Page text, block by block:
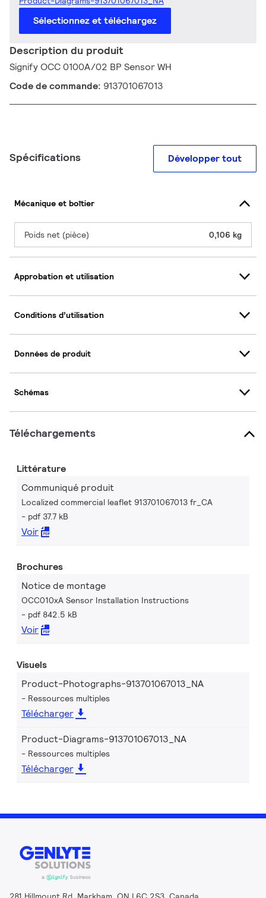
Sélectionnez et téléchargez
Description du produit
Signify OCC 0100A/02 BP Sensor WH
Code de commande: 913701067013
Spécifications Développer tout
Mécanique et boîtier
Poids net (pièce) 0,106 kg
Approbation et utilisation
Conditions d’utilisation
Données de produit
Schémas
Téléchargements
Littérature
Communiqué produit
Localized commercial leaflet 913701067013 fr_CA
pdf 37.7 kB
Voir
Brochures
Notice de montage
OCC010xA Sensor Installation Instructions
pdf 842.5 kB
Voir
Visuels
Product-Photographs-913701067013_NA
Ressources multiples
Télécharger
Product-Diagrams-913701067013_NA
Ressources multiples
Télécharger